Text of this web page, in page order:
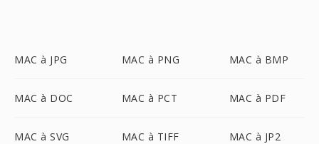
MAC à JPG MAC à PNG MAC à BMP
MAC à DOC MAC à PCT MAC à PDF
MAC à SVG MAC à TIFF MAC à JP2